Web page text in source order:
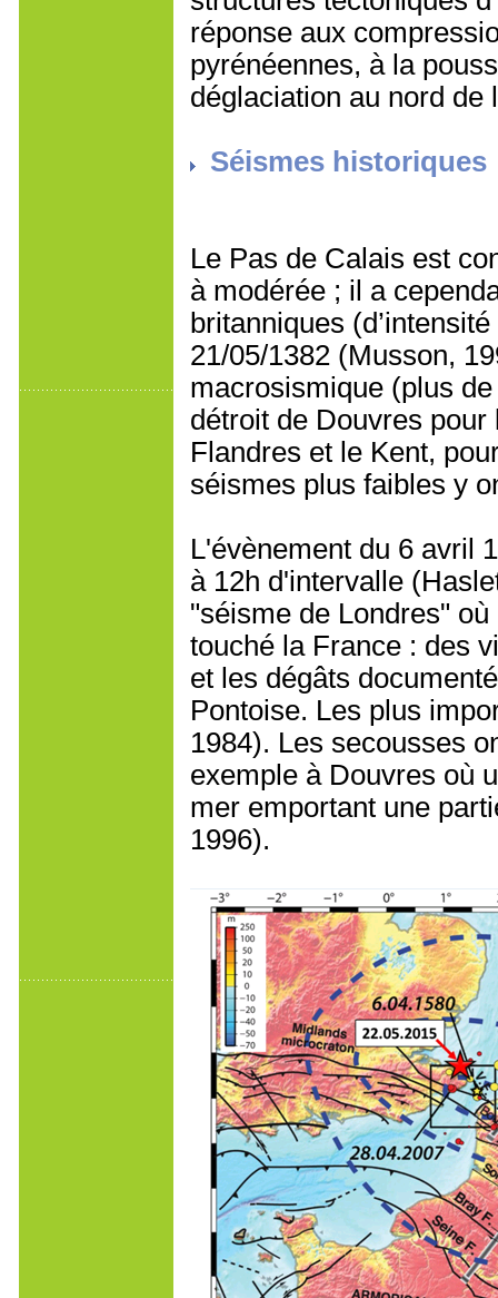
réponse aux
pyrénéennes, à la
déglaciation au nord de
Séismes historiques
Le Pas de Calais est
à modérée ; il a
britanniques
21/05/1382 (Musson,
macrosismique (plus
détroit de Douvres
Flandres et le Kent,
séismes plus faibles y
L'évènement du 6 avril
à 12h d'intervalle
"séisme de Londres"
touché la France : des
et les dégâts
Pontoise. Les plus
1984). Les secousses
exemple à Douvres où
mer emportant une
1996).